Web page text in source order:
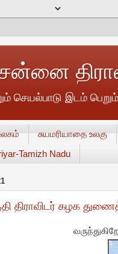
செயல்பாடு இடம் பெறும்
சுயமரியாதை உலகு
Tamizh Nadu
திராவிடர் கழக